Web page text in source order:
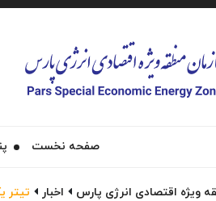
صفحه نخست
ویژه اقتصادی انرژی پارس اخبار تیتر